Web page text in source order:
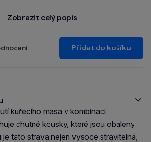
Zobrazit celý popis
Přidat do košíku
kuřecího masa v kombinaci
chutné kousky, které jsou obaleny
tato strava nejen vysoce stravitelná,